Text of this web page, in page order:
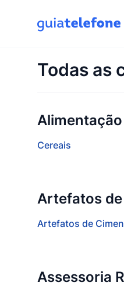
Todas as
Cereais
Artefatos
Artefatos de
Assessoria